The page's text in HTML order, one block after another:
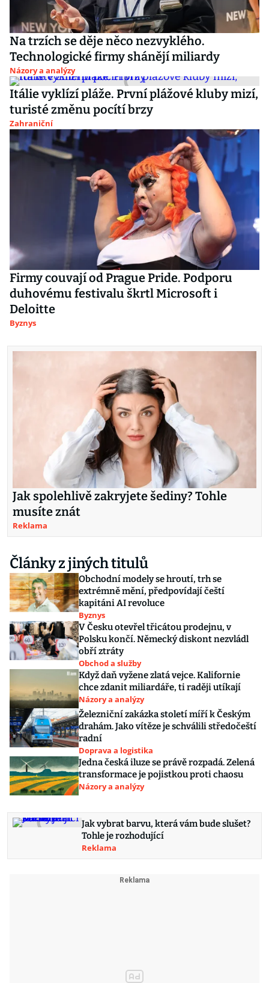
Na trzích se děje něco nezvyklého.
Technologické firmy shánějí miliardy
Názory a analýzy
Itálie vyklízí pláže. První plážové kluby mizí,
turisté změnu pocítí brzy
Zahraniční
Firmy couvají od Prague Pride. Podporu
duhovému festivalu škrtl Microsoft i
Deloitte
Byznys
Jak spolehlivě zakryjete šediny? Tohle
musíte znát
Reklama
Články z jiných titulů
Obchodní modely se hroutí, trh se
extrémně mění, předpovídají čeští
kapitáni AI revoluce
Byznys
V Česku otevřel třicátou prodejnu, v
Polsku končí. Německý diskont nezvládl
obří ztráty
Obchod a služby
Když daň vyžene zlatá vejce. Kalifornie
chce zdanit miliardáře, ti raději utíkají
Názory a analýzy
Železniční zakázka století míří k Českým
drahám. Jako vítěze je schválili středočeští
radní
Doprava a logistika
Jedna česká iluze se právě rozpadá. Zelená
transformace je pojistkou proti chaosu
Názory a analýzy
Jak vybrat barvu, která vám bude slušet?
Tohle je rozhodující
Reklama